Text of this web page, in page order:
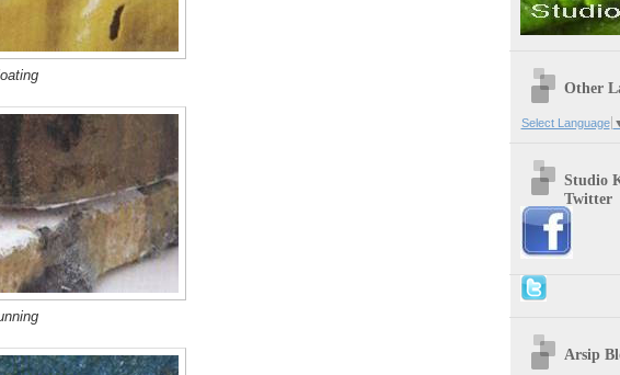
Other
Select Language
Studio
Twitter
Arsip